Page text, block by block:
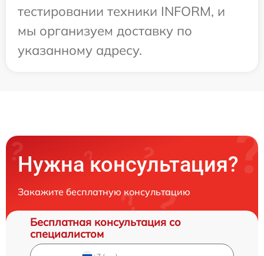
тестировании техники INFORM, и
мы организуем доставку по
указанному адресу.
Нужна консультация?
Закажите бесплатную консультацию
Бесплатная консультация со
специалистом